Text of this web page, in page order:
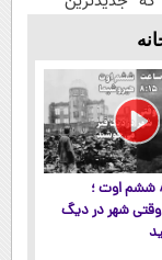
پرداخت قسطی
ساعت ۸:۱۵ ششم اوت ؛
شهر در دیگ